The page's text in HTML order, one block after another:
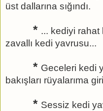
üst dallarına sığındı.
* ... kediyi rahat
zavallı kedi yavrusu...
* Geceleri kedi
bakışları rüyalarıma
* Sessiz kedi